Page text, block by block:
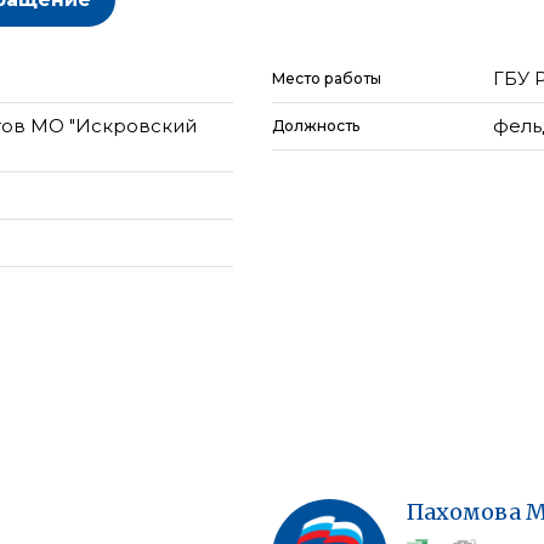
МО "Искровский
Место работы ГБУ
Должность
Пахомова